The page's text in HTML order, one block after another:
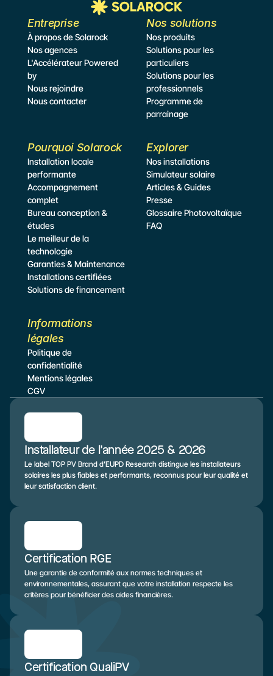
Entreprise
À propos de Solarock
Nos agences
L'Accélérateur Powered
by
Nous rejoindre
Nous contacter
Nos solutions
Nos produits
Solutions pour les
particuliers
Solutions pour les
professionnels
Programme de
parrainage
Pourquoi Solarock
Installation locale
performante
Accompagnement
complet
Bureau conception &
études
Le meilleur de la
technologie
Garanties & Maintenance
Installations certifiées
Solutions de financement
Explorer
Nos installations
Simulateur solaire
Articles & Guides
Presse
Glossaire Photovoltaïque
FAQ
Informations
légales
Politique de
confidentialité
Mentions légales
CGV
Installateur de l'année 2025 & 2026
Le label TOP PV Brand d’EUPD Research distingue les installateurs
solaires les plus fiables et performants, reconnus pour leur qualité et
leur satisfaction client.
Certification RGE
Une garantie de conformité aux normes techniques et
environnementales, assurant que votre installation respecte les
critères pour bénéficier des aides financières.
Certification QualiPV